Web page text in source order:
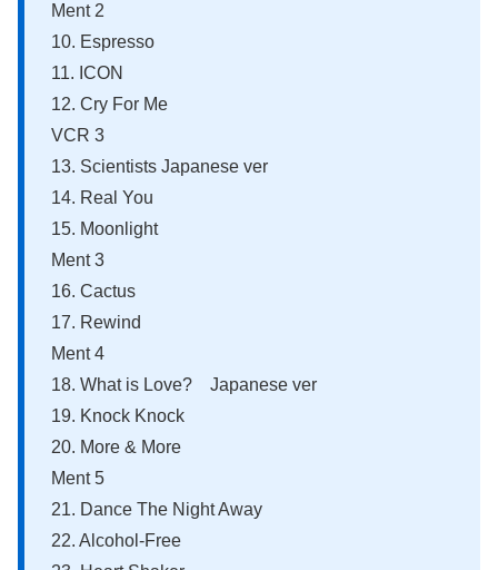
Ment 2
10. Espresso
11. ICON
12. Cry For Me
VCR 3
13. Scientists Japanese ver
14. Real You
15. Moonlight
Ment 3
16. Cactus
17. Rewind
Ment 4
18. What is Love? Japanese ver
19. Knock Knock
20. More & More
Ment 5
21. Dance The Night Away
22. Alcohol-Free